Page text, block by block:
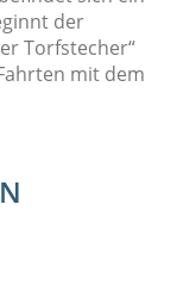
der
Torfstecher“
mit dem